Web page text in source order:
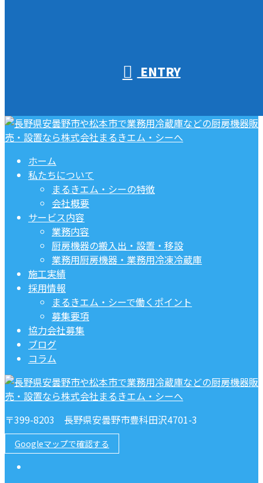
ENTRY
ホーム
私たちについて
まるきエム・シーの特徴
会社概要
サービス内容
業務内容
厨房機器の搬入出・設置・移設
業務用厨房機器・業務用冷凍冷蔵庫
施工実績
採用情報
まるきエム・シーで働くポイント
募集要項
協力会社募集
ブログ
コラム
〒399-8203 長野県安曇野市豊科田沢4701-3
Googleマップで確認する